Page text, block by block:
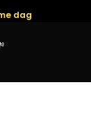
dag